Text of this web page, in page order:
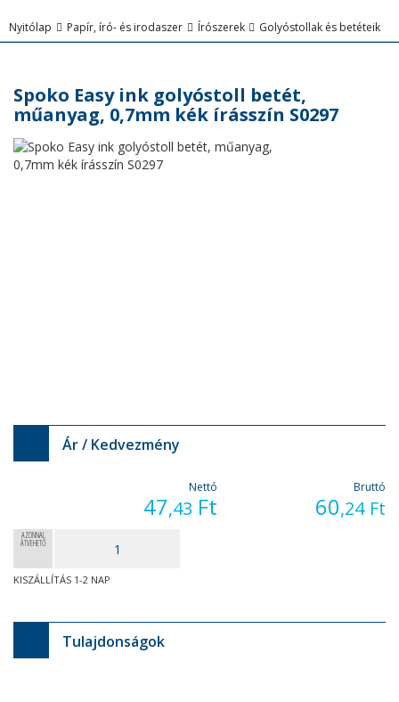
Nyitólap Papír, író- és irodaszer Írószerek Golyóstollak és betéteik
Spoko Easy ink golyóstoll betét,
műanyag, 0,7mm kék írásszín S0297
Ár / Kedvezmény
Nettó
47,43 Ft
Bruttó
60,24 Ft
AZONNAL
ÁTVEHETŐ
KISZÁLLÍTÁS 1-2 NAP
Tulajdonságok